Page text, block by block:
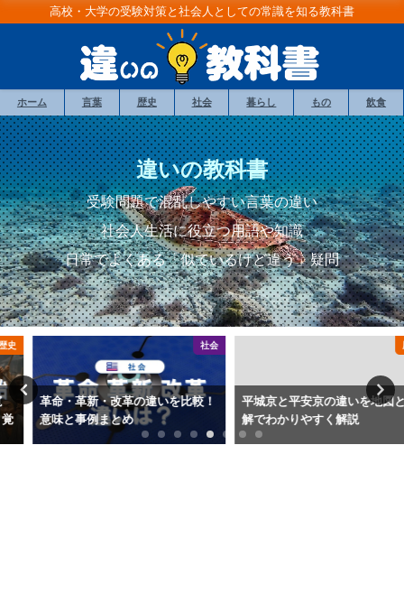
高校・大学の受験対策と社会人としての常識を知る教科書
ホーム 言葉 歴史 社会 暮らし もの 飲食
違いの教科書
受験問題で混乱しやすい言葉の違い
社会人生活に役立つ用語や知識
日常でよくある「似ているけど違う」疑問
革命・革新・改革の違いを比較！
意味と事例まとめ
平城京と平安京の違いを地図と図
解でわかりやすく解説